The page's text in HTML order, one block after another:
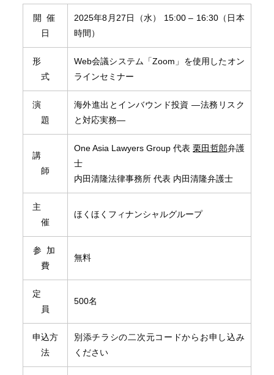
開 催
日
2025年8月27日（水） 15:00 – 16:30（日本
時間）
形
式
Web会議システム「Zoom」を使用したオン
ラインセミナー
演
題
海外進出とインバウンド投資 ―法務リスク
と対応実務―
講
師
One Asia Lawyers Group 代表栗田哲郎弁護
士
内田清隆法律事務所 代表 内田清隆弁護士
主
催
ほくほくフィナンシャルグループ
参 加
費
無料
定
員
500名
申込方
法
別添チラシの二次元コードからお申し込み
ください